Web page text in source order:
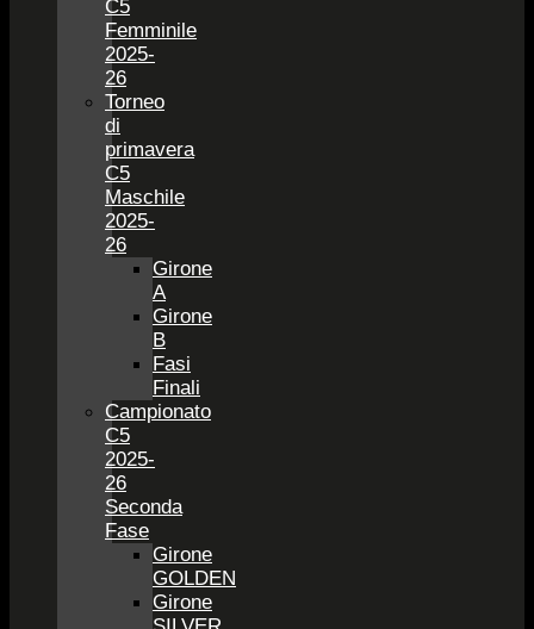
C5
Femminile
2025-
26
Torneo
di
primavera
C5
Maschile
2025-
26
Girone
A
Girone
B
Fasi
Finali
Campionato
C5
2025-
26
Seconda
Fase
Girone
GOLDEN
Girone